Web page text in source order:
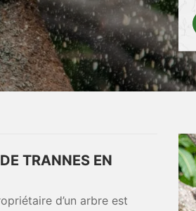
TRANNES EN
d’un arbre est